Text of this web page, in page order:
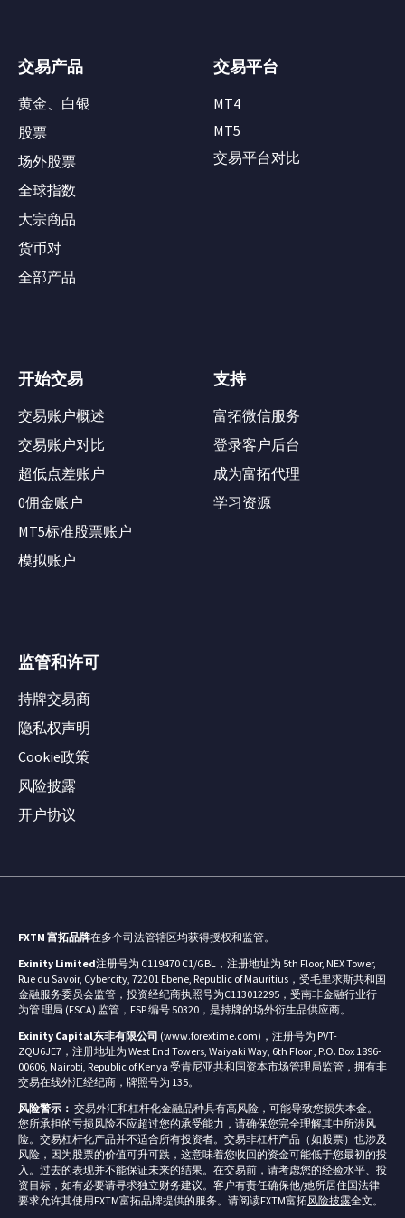
交易产品
黄金、白银
股票
场外股票
全球指数
大宗商品
货币对
全部产品
交易平台
MT4
MT5
交易平台对比
监管和许可
持牌交易商
隐私权声明
Cookie政策
风险披露
开户协议
开始交易
交易账户概述
交易账户对比
超低点差账户
0佣金账户
MT5标准股票账户
模拟账户
支持
富拓微信服务
登录客户后台
成为富拓代理
学习资源
FXTM 富拓品牌在多个司法管辖区均获得授权和监管。
Exinity Limited注册号为 C119470 C1/GBL，注册地址为 5th Floor, NEX Tower,
Rue du Savoir, Cybercity, 72201 Ebene, Republic of Mauritius，受毛里求斯共和国
金融服务委员会监管，投资经纪商执照号为C113012295，受南非金融行业行
为管 理局 (FSCA) 监管，FSP 编号 50320，是持牌的场外衍生品供应商。
Exinity Capital东非有限公司 (www.forextime.com)，注册号为 PVT-
ZQU6JE7，注册地址为 West End Towers, Waiyaki Way, 6th Floor , P.O. Box 1896-
00606, Nairobi, Republic of Kenya 受肯尼亚共和国资本市场管理局监管，拥有非
交易在线外汇经纪商，牌照号为 135。
风险警示： 交易外汇和杠杆化金融品种具有高风险，可能导致您损失本金。
您所承担的亏损风险不应超过您的承受能力，请确保您完全理解其中所涉风
险。交易杠杆化产品并不适合所有投资者。交易非杠杆产品（如股票）也涉及
风险，因为股票的价值可升可跌，这意味着您收回的资金可能低于您最初的投
入。过去的表现并不能保证未来的结果。在交易前，请考虑您的经验水平、投
资目标，如有必要请寻求独立财务建议。客户有责任确保他/她所居住国法律
要求允许其使用FXTM富拓品牌提供的服务。请阅读FXTM富拓风险披露全文。